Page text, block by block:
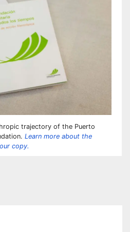
trajectory of the Puerto
Learn more about the
copy.